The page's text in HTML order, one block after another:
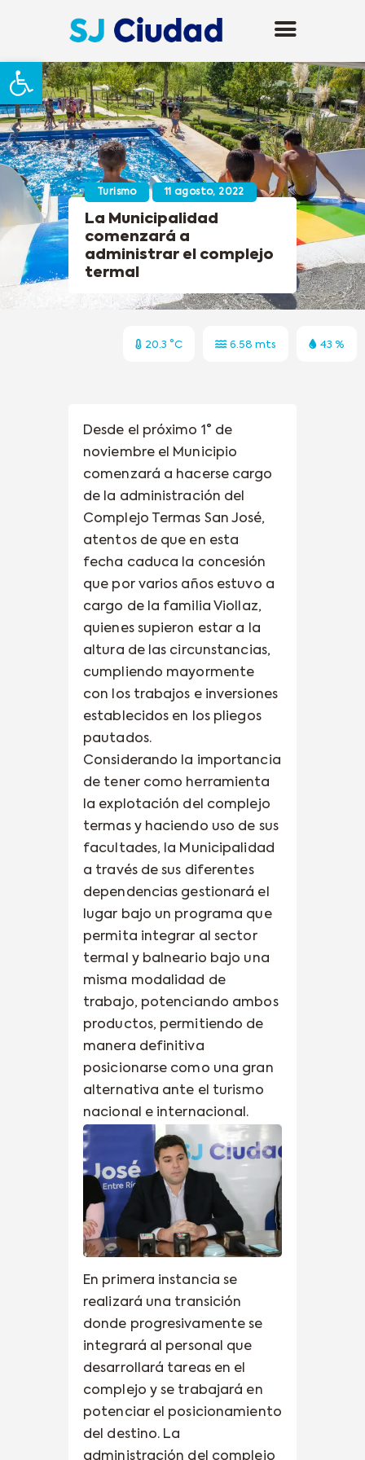
Abrir barra de herramientas
Turismo 11 agosto, 2022
La Municipalidad
comenzará a
administrar el complejo
termal
20.3 °C 6.58 mts 43 %
Desde el próximo 1° de
noviembre el Municipio
comenzará a hacerse cargo
de la administración del
Complejo Termas San José,
atentos de que en esta
fecha caduca la concesión
que por varios años estuvo a
cargo de la familia Viollaz,
quienes supieron estar a la
altura de las circunstancias,
cumpliendo mayormente
con los trabajos e inversiones
establecidos en los pliegos
pautados.
Considerando la importancia
de tener como herramienta
la explotación del complejo
termas y haciendo uso de sus
facultades, la Municipalidad
a través de sus diferentes
dependencias gestionará el
lugar bajo un programa que
permita integrar al sector
termal y balneario bajo una
misma modalidad de
trabajo, potenciando ambos
productos, permitiendo de
manera definitiva
posicionarse como una gran
alternativa ante el turismo
nacional e internacional.
En primera instancia se
realizará una transición
donde progresivamente se
integrará al personal que
desarrollará tareas en el
complejo y se trabajará en
potenciar el posicionamiento
del destino. La
administración del complejo